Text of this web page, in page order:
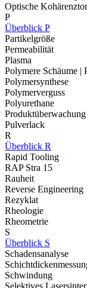
Optische
P
Überblick P
Partikelgröße
Permeabilität
Plasma
Polymere Schäume |
Polymersynthese
Polymerverguss
Polyurethane
Produktüberwachung
Pulverlack
R
Überblick R
Rapid Tooling
RAP Stra 15
Rauheit
Reverse Engineering
Rezyklat
Rheologie
Rheometrie
S
Überblick S
Schadensanalyse
Schwindung
Selektives